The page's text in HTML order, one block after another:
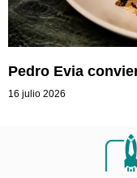
Pedro Evia
16 julio 2026